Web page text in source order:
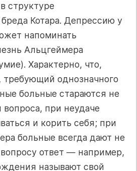
структуре
Котара. Депрессию у
напоминать
Альцгеймера
Характерно, что,
требующий однозначного
больные стараются не
при неудаче
и корить себя; при
больные всегда дают не
ответ — например,
называют свой